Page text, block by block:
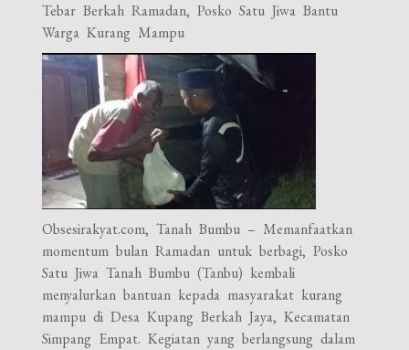
Tebar Berkah Ramadan, Posko Satu Jiwa Bantu
Warga Kurang Mampu
Obsesirakyat.com, Tanah Bumbu – Memanfaatkan
momentum bulan Ramadan untuk berbagi, Posko
Satu Jiwa Tanah Bumbu (Tanbu) kembali
menyalurkan bantuan kepada masyarakat kurang
mampu di Desa Kupang Berkah Jaya, Kecamatan
Simpang Empat. Kegiatan yang berlangsung dalam